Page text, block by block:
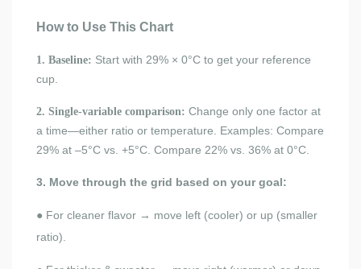
How to Use This Chart
1. Baseline: Start with 29% × 0°C to get your reference
cup.
2. Single-variable comparison: Change only one factor at
a time—either ratio or temperature. Examples: Compare
29% at –5°C vs. +5°C. Compare 22% vs. 36% at 0°C.
3. Move through the grid based on your goal:
● For cleaner flavor → move left (cooler) or up (smaller
ratio).